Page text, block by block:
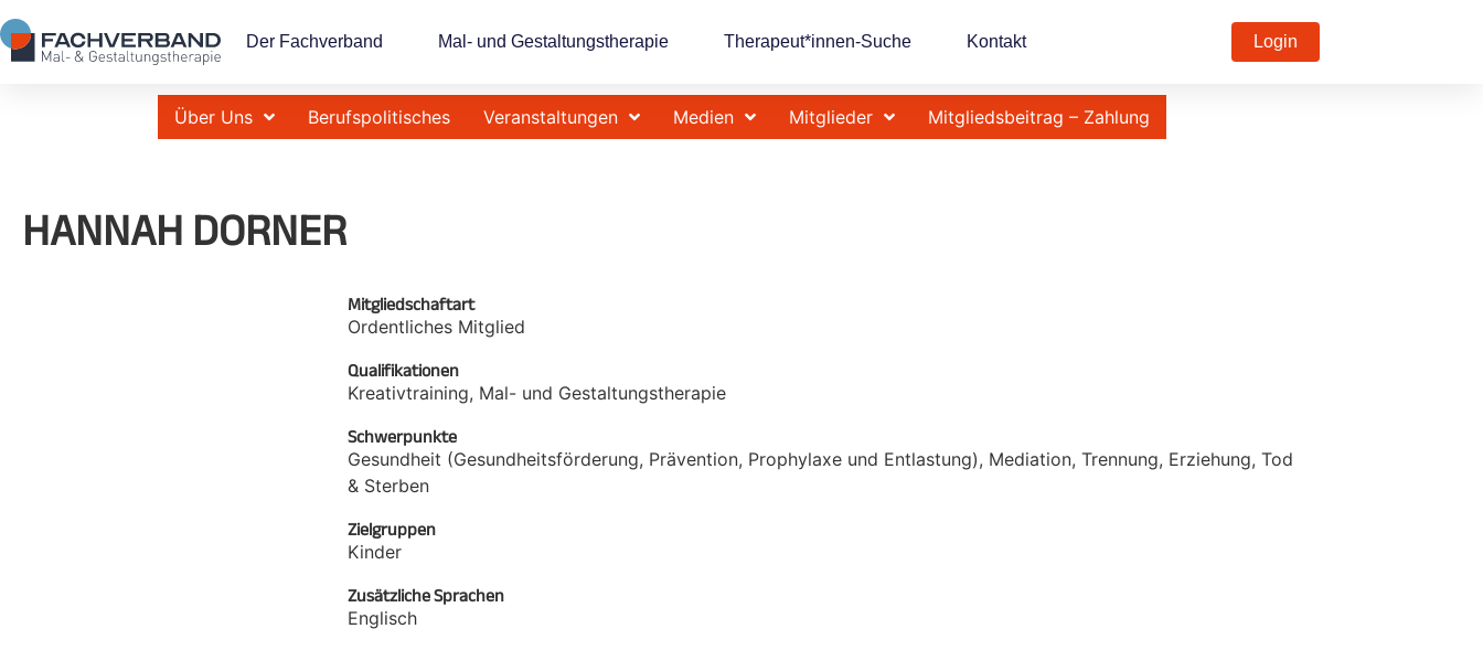
Der Fachverband Mal- und Gestaltungstherapie Therapeut*innen-Suche Kontakt Login
Über Uns Berufspolitisches Veranstaltungen Medien Mitglieder Mitgliedsbeitrag – Zahlung
HANNAH DORNER
Mitgliedschaftart
Ordentliches Mitglied
Qualifikationen
Kreativtraining, Mal- und Gestaltungstherapie
Schwerpunkte
Gesundheit (Gesundheitsförderung, Prävention, Prophylaxe und Entlastung), Mediation, Trennung, Erziehung, Tod
& Sterben
Zielgruppen
Kinder
Zusätzliche Sprachen
Englisch